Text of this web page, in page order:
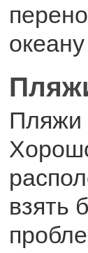
океану
Пляжи
взять